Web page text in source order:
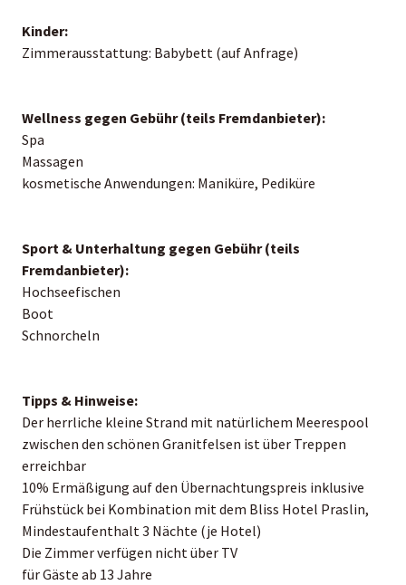
Kinder:
Zimmerausstattung: Babybett (auf Anfrage)
Wellness gegen Gebühr (teils Fremdanbieter):
Spa
Massagen
kosmetische Anwendungen: Maniküre, Pediküre
Sport & Unterhaltung gegen Gebühr (teils
Fremdanbieter):
Hochseefischen
Boot
Schnorcheln
Tipps & Hinweise:
Der herrliche kleine Strand mit natürlichem Meerespool
zwischen den schönen Granitfelsen ist über Treppen
erreichbar
10% Ermäßigung auf den Übernachtungspreis inklusive
Frühstück bei Kombination mit dem Bliss Hotel Praslin,
Mindestaufenthalt 3 Nächte (je Hotel)
Die Zimmer verfügen nicht über TV
für Gäste ab 13 Jahre